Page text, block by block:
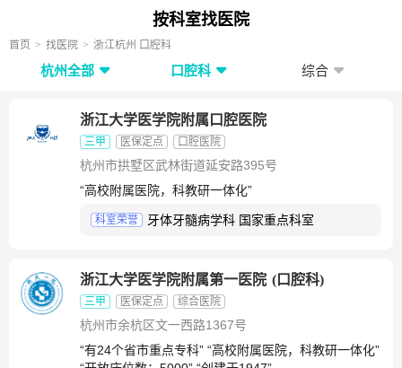
按科室找医院
首页 找医院 浙江杭州 口腔科
杭州全部 口腔科 综合
浙江大学医学院附属口腔医院
三甲 医保定点 口腔医院
杭州市拱墅区武林街道延安路395号
“高校附属医院，科教研一体化”
科室荣誉 牙体牙髓病学科 国家重点科室
浙江大学医学院附属第一医院 ( 口腔科)
三甲 医保定点 综合医院
杭州市余杭区文一西路1367号
“有24个省市重点专科” “高校附属医院，科教研一体化”